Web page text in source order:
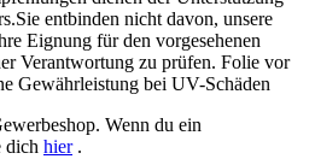
entbinden nicht davon, unsere
Eignung für den vorgesehenen
Verantwortung zu prüfen. Folie vor
Gewährleistung bei UV-Schäden
Wenn du ein
dich hier.